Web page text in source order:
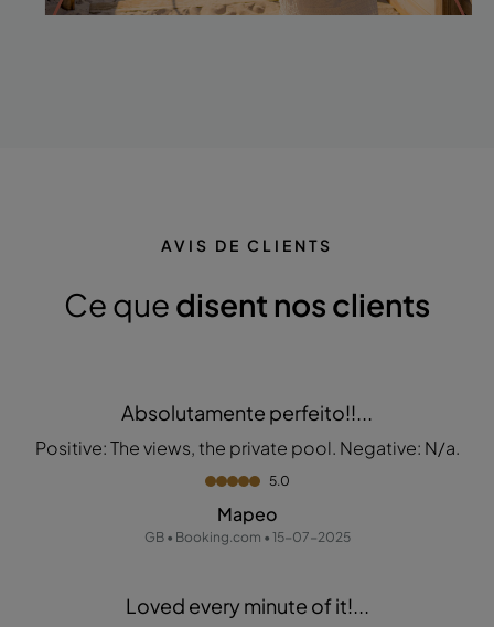
AVIS DE CLIENTS
Ce que disent nos clients
Absolutamente perfeito!!...
Positive: The views, the private pool. Negative: N/a.
5.0
Mapeo
GB • Booking.com • 15-07-2025
Loved every minute of it!...